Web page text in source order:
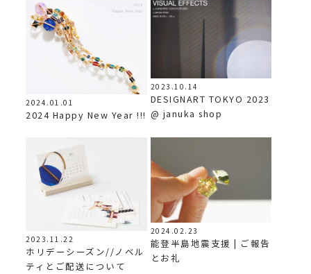
2024.01.01
2024 Happy New Year !!!
2023.10.14
DESIGNART TOKYO 2023
@ januka shop
2023.11.22
ホリデーシーズン//ノベル
ティとご配送について
2024.02.23
能登半島地震支援 | ご報告
とお礼